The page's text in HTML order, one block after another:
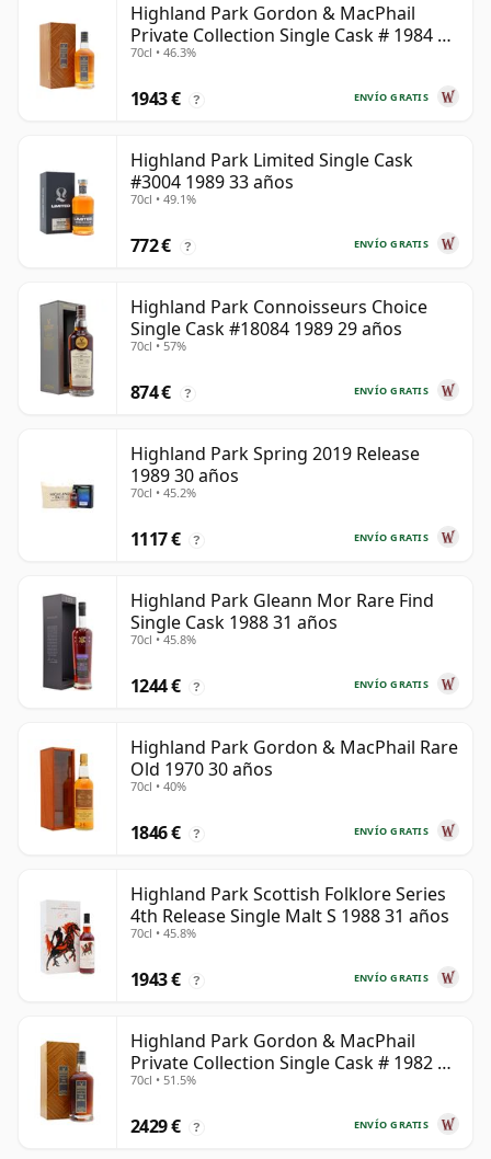
Highland Park Gordon & MacPhail
Private Collection Single Cask # 1984 37
años
70cl • 46.3%
ENVÍO GRATIS
1943 € ?
Highland Park Limited Single Cask
#3004 1989 33 años
70cl • 49.1%
ENVÍO GRATIS
772 € ?
Highland Park Connoisseurs Choice
Single Cask #18084 1989 29 años
70cl • 57%
ENVÍO GRATIS
874 € ?
Highland Park Spring 2019 Release
1989 30 años
70cl • 45.2%
ENVÍO GRATIS
1117 € ?
Highland Park Gleann Mor Rare Find
Single Cask 1988 31 años
70cl • 45.8%
ENVÍO GRATIS
1244 € ?
Highland Park Gordon & MacPhail Rare
Old 1970 30 años
70cl • 40%
ENVÍO GRATIS
1846 € ?
Highland Park Scottish Folklore Series
4th Release Single Malt S 1988 31 años
70cl • 45.8%
ENVÍO GRATIS
1943 € ?
Highland Park Gordon & MacPhail
Private Collection Single Cask # 1982 40
años
70cl • 51.5%
ENVÍO GRATIS
2429 € ?